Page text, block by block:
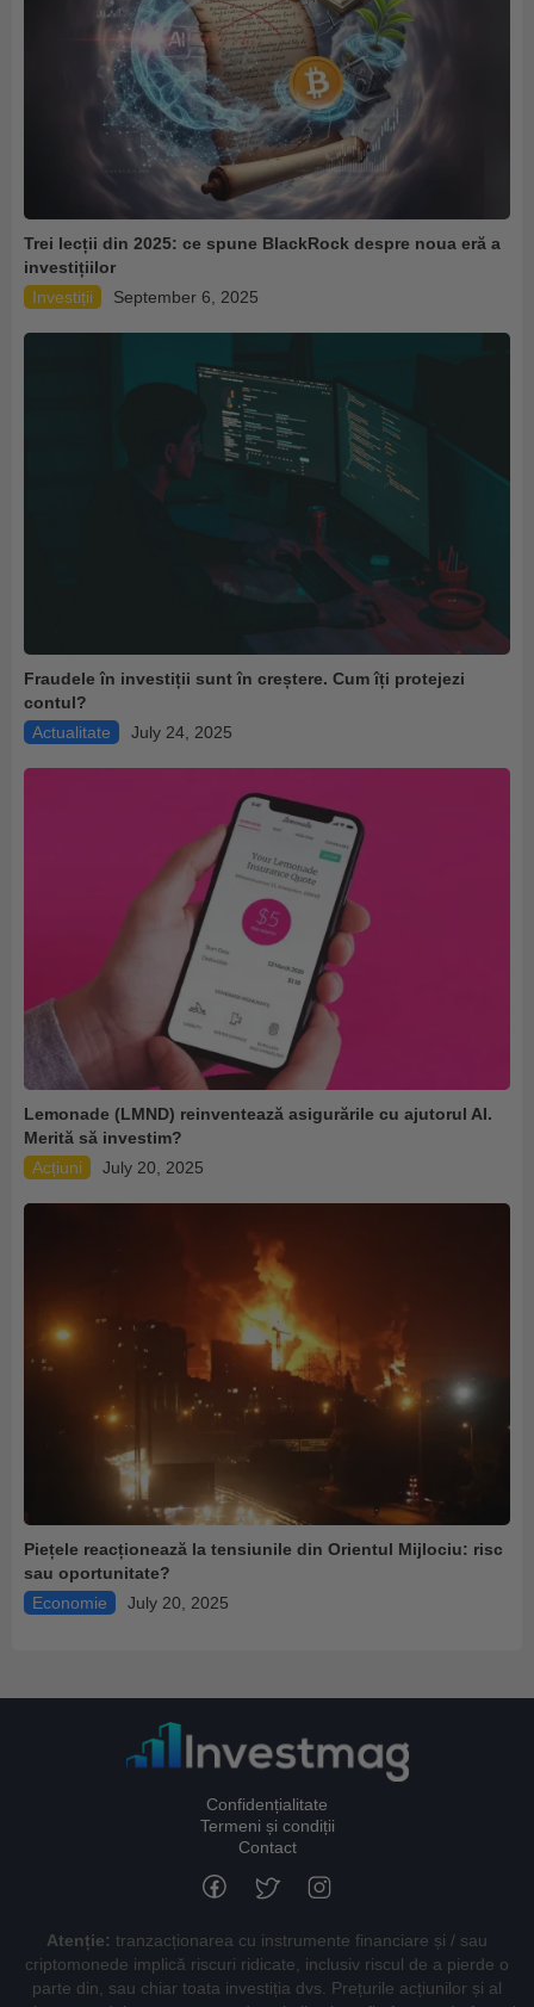
Trei lecții din 2025: ce spune BlackRock despre noua eră a
investițiilor
Investiții
September 6, 2025
Fraudele în investiții sunt în creștere. Cum îți protejezi
contul?
Actualitate
July 24, 2025
Lemonade (LMND) reinventează asigurările cu ajutorul AI.
Merită să investim?
Acțiuni
July 20, 2025
Piețele reacționează la tensiunile din Orientul Mijlociu: risc
sau oportunitate?
Economie
July 20, 2025
Confidențialitate
Termeni și condiții
Contact
Atenție: tranzacționarea cu instrumente financiare și / sau
criptomonede implică riscuri ridicate, inclusiv riscul de a pierde o
parte din, sau chiar toata investiția dvs. Prețurile acțiunilor și al